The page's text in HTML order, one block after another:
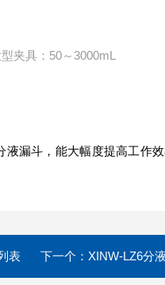
夹具：50～3000mL
漏斗，能大幅度提高工作
表 下一个： XINW-LZ6分液漏斗